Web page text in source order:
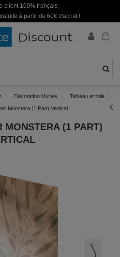
client 100% français
à partir de 60€ d'achat !
Décoration Murale Tableau et toile
Monstera (1 Part) Vertical
MONSTERA (1 PART)